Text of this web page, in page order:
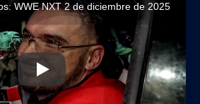
WWE NXT 2 de diciembre de 2025